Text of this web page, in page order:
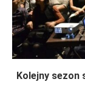
Kolejny sezon